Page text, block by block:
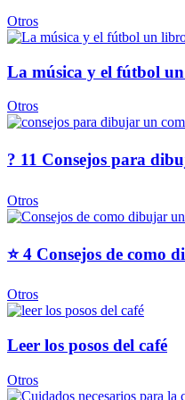
Otros
La música y el fútbol
Otros
? 11 Consejos para
Otros
⭐ 4 Consejos de como
Otros
Leer los posos del café
Otros